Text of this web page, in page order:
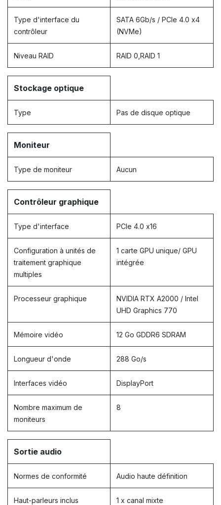
Type d'interface du
contrôleur
SATA 6Gb/s / PCIe 4.0 x4
(NVMe)
Niveau RAID RAID 0,RAID 1
Stockage optique
Type Pas de disque optique
Moniteur
Type de moniteur Aucun
Contrôleur graphique
Type d'interface PCIe 4.0 x16
Configuration à unités de
traitement graphique
multiples
1 carte GPU unique/ GPU
intégrée
Processeur graphique
NVIDIA RTX A2000 / Intel
UHD Graphics 770
Mémoire vidéo 12 Go GDDR6 SDRAM
Longueur d'onde 288 Go/s
Interfaces vidéo DisplayPort
Nombre maximum de
moniteurs
8
Sortie audio
Normes de conformité Audio haute définition
Haut-parleurs inclus 1 x canal mixte